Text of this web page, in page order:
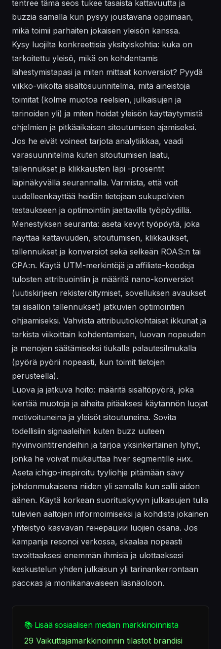
tentree tämä seos tukee tasaista kattavuutta ja
buzzia samalla kun pysyy joustavana oppimaan,
mikä toimii parhaiten jokaisen yleisön kanssa.
Kysy luojilta konkreettisia yksityiskohtia: kuka on
tarkoitettu yleisö, mikä on kohdentamis
lähestymistapasi ja miten mittaat konversiot? Pyydä
viikko-viikolta sisältösuunnitelma, mitä aineistoja
toimitat (kolme muotoa reelsien, julkaisujen ja
tarinoiden yli) ja miten hoidat yleisön käyttäytymistä
ohjelmien ja pitkäaikaisen sitoutumisen ajamiseksi.
Jos he eivät voineet tarjota analytiikkaa, vaadi
varasuunnitelma kuten sitoutumisen laatu,
tallennukset ja klikkausten läpi -prosentit
läpinäkyvällä seurannalla. Varmista, että voit
uudelleenkäyttää heidän tietojaan sukupolvien
testaukseen ja optimointiin jaettavilla työpöydillä.
Menestyksen seuranta: aseta kevyt työpöytä, joka
näyttää kattavuuden, sitoutumisen, klikkaukset,
tallennukset ja konversiot sekä selkeän ROAS:n tai
CPA:n. Käytä UTM-merkintöjä ja affiliate-koodeja
tulosten attribuointiin ja määritä nano-konversiot
(uutiskirjeen rekisteröitymiset, sovelluksen avaukset
tai sisällön tallennukset) jatkuvien optimointien
ohjaamiseksi. Vahvista attribuutiokohtaiset ikkunat ja
tarkista viikoittain kohdentamisen, luovan nopeuden
ja menojen säätämiseksi tiukalla palautesilmukalla
(pyörä pyörii nopeasti, kun toimit tietojen
perusteella).
Luova ja jatkuva hoito: määritä sisältöpyörä, joka
kiertää muotoja ja aiheita pitääksesi käytännön luojat
motivoituneina ja yleisöt sitoutuneina. Sovita
todellisiin signaaleihin kuten buzz uuteen
hyvinvointitrendeihin ja tarjoa yksinkertainen lyhyt,
jonka he voivat mukauttaa hver segmentille них.
Aseta ichigo-inspiroitu tyyliohje pitämään sävy
johdonmukaisena niiden yli samalla kun sallii aidon
äänen. Käytä korkean suorituskyvyn julkaisujen tulia
tulevien aaltojen informoimiseksi ja kohdista jokainen
yhteistyö kasvavan генерации luojien osana. Jos
kampanja resonoi verkossa, skaalaa nopeasti
tavoittaaksesi enemmän ihmisiä ja ulottaaksesi
keskustelun yhden julkaisun yli tarinankerrontaan
рассказ ja monikanavaiseen läsnäoloon.
📚 Lisää sosiaalisen median markkinoinnista
29 Vaikuttajamarkkinoinnin tilastot brändisi